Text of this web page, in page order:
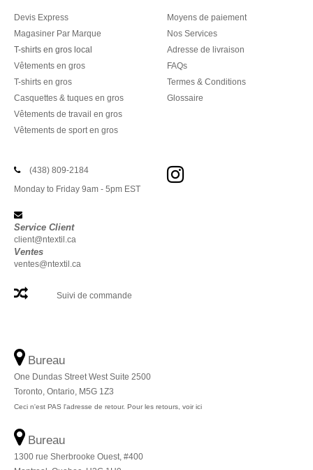
Devis Express
Magasiner Par Marque
T-shirts en gros local
Vêtements en gros
T-shirts en gros
Casquettes & tuques en gros
Vêtements de travail en gros
Vêtements de sport en gros
Moyens de paiement
Nos Services
Adresse de livraison
FAQs
Termes & Conditions
Glossaire
(438) 809-2184
Monday to Friday 9am - 5pm EST
Service Client
client@ntextil.ca
Ventes
ventes@ntextil.ca
Suivi de commande
Bureau
One Dundas Street West Suite 2500
Toronto, Ontario, M5G 1Z3
Ceci n'est PAS l'adresse de retour. Pour les retours, voir ici
Bureau
1300 rue Sherbrooke Ouest, #400